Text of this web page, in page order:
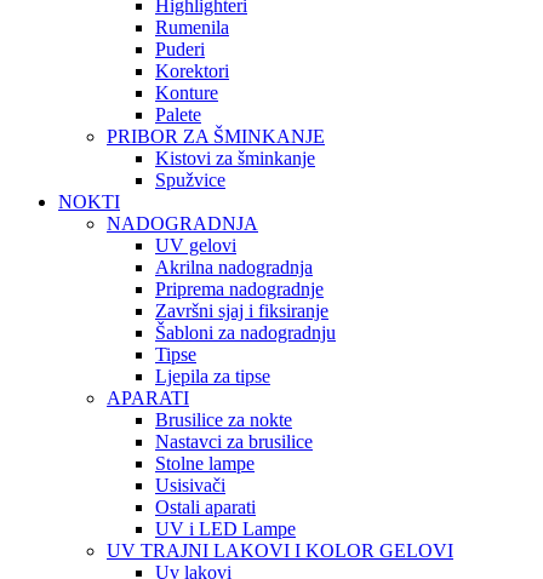
Highlighteri
Rumenila
Puderi
Korektori
Konture
Palete
PRIBOR ZA ŠMINKANJE
Kistovi za šminkanje
Spužvice
NOKTI
NADOGRADNJA
UV gelovi
Akrilna nadogradnja
Priprema nadogradnje
Završni sjaj i fiksiranje
Šabloni za nadogradnju
Tipse
Ljepila za tipse
APARATI
Brusilice za nokte
Nastavci za brusilice
Stolne lampe
Usisivači
Ostali aparati
UV i LED Lampe
UV TRAJNI LAKOVI I KOLOR GELOVI
Uv lakovi